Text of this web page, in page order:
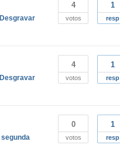
4
votos
1
resp
Desgravar
4
votos
1
resp
Desgravar
0
votos
1
resp
segunda